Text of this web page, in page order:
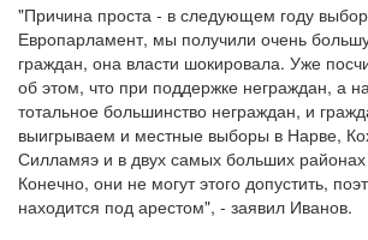
"Причина проста - в следующем году
Европарламент, мы получили очень
граждан, она власти шокировала. Уже
об этом, что при поддержке неграждан, а
тотальное большинство неграждан, и
выигрываем и местные выборы в Нарве,
Силламяэ и в двух самых больших
Конечно, они не могут этого допустить,
находится под арестом", - заявил Иванов.